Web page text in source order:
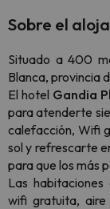
Sobre el
Situado a 400
Blanca, provincia
El hotel Gandia
para atenderte
calefacción, Wifi
sol y refrescarte
para que los más
Las
wifi gratuita, aire